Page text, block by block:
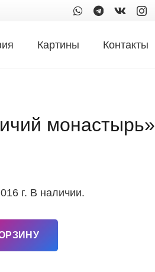
Картины Контакты
монастырь»
г. В наличии.